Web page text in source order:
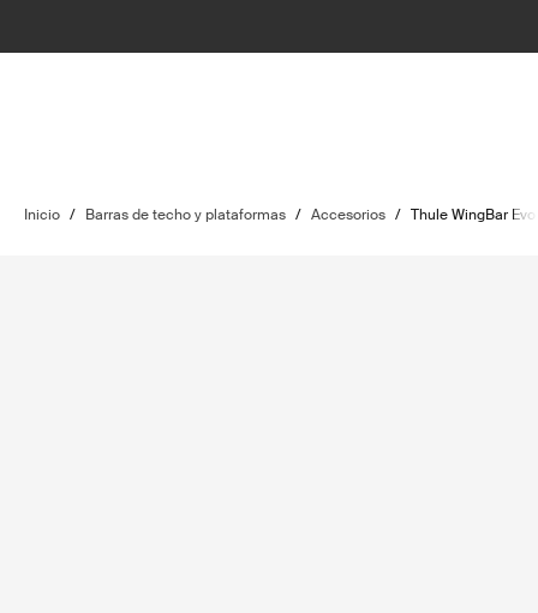
Inicio / Barras de techo y plataformas / Accesorios / Thule WingBar Evo